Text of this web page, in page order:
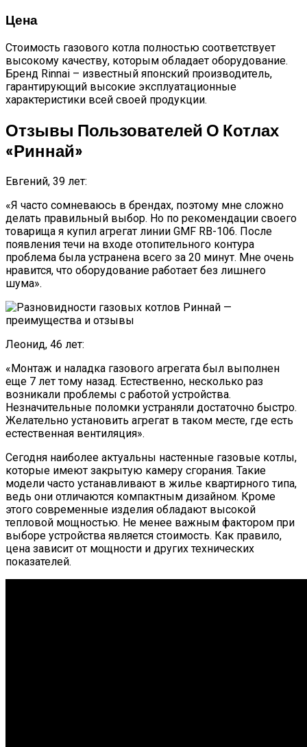
Цена
Стоимость газового котла полностью соответствует
высокому качеству, которым обладает оборудование.
Бренд Rinnai – известный японский производитель,
гарантирующий высокие эксплуатационные
характеристики всей своей продукции.
Отзывы Пользователей О Котлах
«Риннай»
Евгений, 39 лет:
«Я часто сомневаюсь в брендах, поэтому мне сложно
делать правильный выбор. Но по рекомендации своего
товарища я купил агрегат линии GMF RB-106. После
появления течи на входе отопительного контура
проблема была устранена всего за 20 минут. Мне очень
нравится, что оборудование работает без лишнего
шума».
Леонид, 46 лет:
«Монтаж и наладка газового агрегата был выполнен
еще 7 лет тому назад. Естественно, несколько раз
возникали проблемы с работой устройства.
Незначительные поломки устраняли достаточно быстро.
Желательно установить агрегат в таком месте, где есть
естественная вентиляция».
Сегодня наиболее актуальны настенные газовые котлы,
которые имеют закрытую камеру сгорания. Такие
модели часто устанавливают в жилье квартирного типа,
ведь они отличаются компактным дизайном. Кроме
этого современные изделия обладают высокой
тепловой мощностью. Не менее важным фактором при
выборе устройства является стоимость. Как правило,
цена зависит от мощности и других технических
показателей.